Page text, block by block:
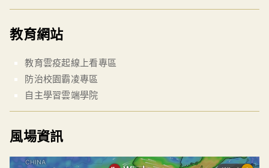
教育網站
教育雲疫起線上看專區
防治校園霸凌專區
自主學習雲端學院
風場資訊